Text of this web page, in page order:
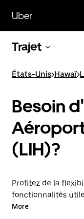
contenu
principal
Uber
Trajet
États-Unis>Hawaï>
Besoin
(LIH)?
Profitez de la
fonctionnalités
déplacer au départ
More